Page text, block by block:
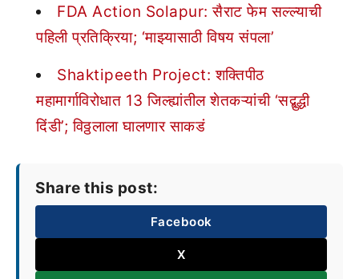
FDA Action Solapur: सैराट फेम सल्ल्याची
पहिली प्रतिक्रिया; ‘माझ्यासाठी विषय संपला’
Shaktipeeth Project: शक्तिपीठ
महामार्गाविरोधात 13 जिल्ह्यांतील शेतकऱ्यांची ‘सद्बुद्धी
दिंडी’; विठ्ठलाला घालणार साकडं
Share this post:
Facebook
X